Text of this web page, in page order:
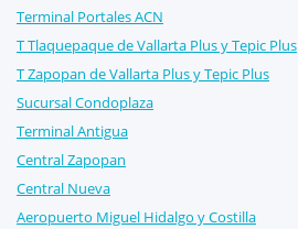
Terminal Portales ACN
T Tlaquepaque de Vallarta Plus y Tepic Plus
T Zapopan de Vallarta Plus y Tepic Plus
Sucursal Condoplaza
Terminal Antigua
Central Zapopan
Central Nueva
Aeropuerto Miguel Hidalgo y Costilla